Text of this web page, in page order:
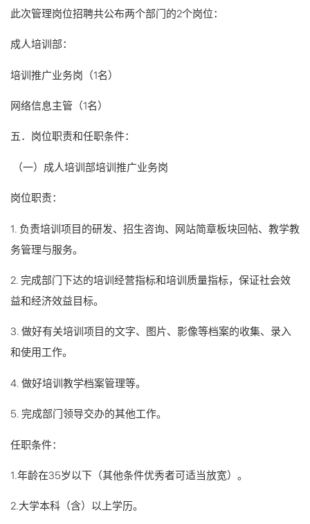
此次管理岗位招聘共公布两个部门的2个岗位：
成人培训部：
培训推广业务岗（1名）
网络信息主管（1名）
五．岗位职责和任职条件：
（一）成人培训部培训推广业务岗
岗位职责：
1. 负责培训项目的研发、招生咨询、网站简章板块回帖、教学教
务管理与服务。
2. 完成部门下达的培训经营指标和培训质量指标，保证社会效
益和经济效益目标。
3. 做好有关培训项目的文字、图片、影像等档案的收集、录入
和使用工作。
4. 做好培训教学档案管理等。
5. 完成部门领导交办的其他工作。
任职条件：
1.年龄在35岁以下（其他条件优秀者可适当放宽）。
2.大学本科（含）以上学历。